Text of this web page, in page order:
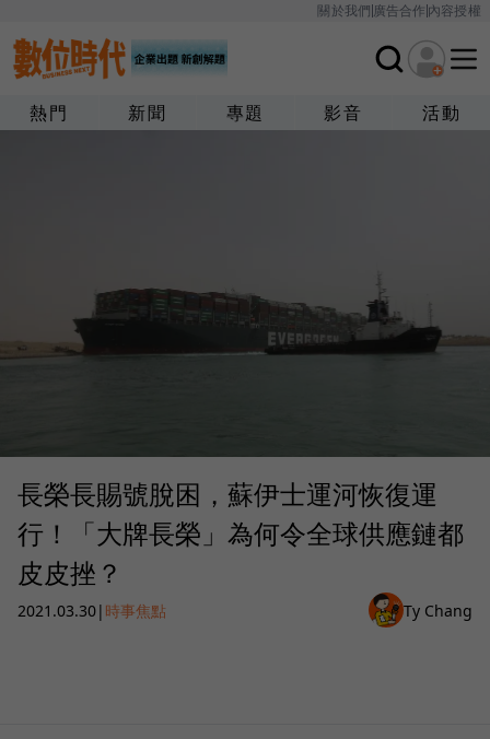
關於我們廣告合作內容授權
熱門 新聞 專題 影音 活動
長榮長賜號脫困，蘇伊士運河恢復運
行！「大牌長榮」為何令全球供應鏈都
皮皮挫？
2021.03.30| 時事焦點 Ty Chang